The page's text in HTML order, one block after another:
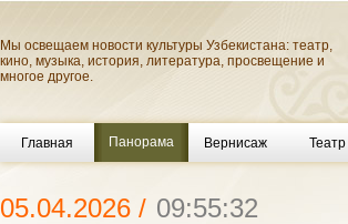
Мы освещаем новости культуры Узбекистана: театр,
кино, музыка, история, литература, просвещение и
многое другое.
Главная Панорама Вернисаж Театр
05.04.2026 / 09:55:32